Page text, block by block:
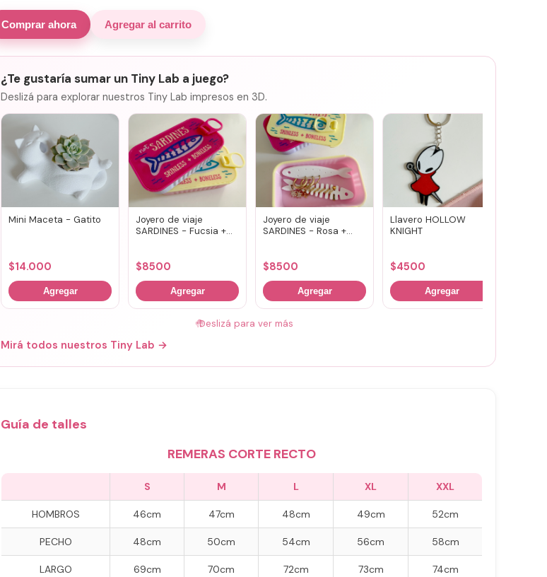
Comprar ahora Agregar al carrito
¿Te gustaría sumar un Tiny Lab a juego?
Deslizá para explorar nuestros Tiny Lab impresos en 3D.
Mini Maceta - Gatito
$14.000
Agregar
Joyero de viaje
SARDINES - Fucsia +
$8500
Agregar
Joyero de viaje
SARDINES - Rosa +
$8500
Agregar
Llavero HOLLOW
KNIGHT
$4500
Agregar
🤚Deslizá para ver más
Mirá todos nuestros Tiny Lab →
Guía de talles
REMERAS CORTE RECTO
S M L XL XXL
HOMBROS 46cm 47cm 48cm 49cm 52cm
PECHO 48cm 50cm 54cm 56cm 58cm
LARGO 69cm 70cm 72cm 73cm 74cm